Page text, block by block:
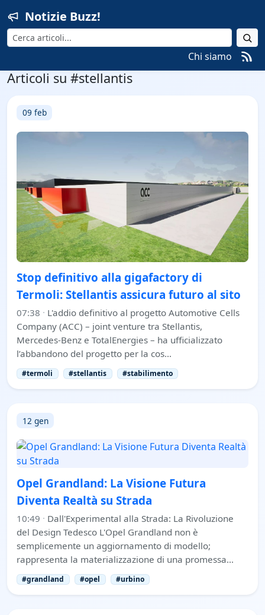
Notizie Buzz!
Cerca
Chi siamo
Articoli su #stellantis
09 feb
Stop definitivo alla gigafactory di
Termoli: Stellantis assicura futuro al sito
07:38 · L'addio definitivo al progetto Automotive Cells
Company (ACC) – joint venture tra Stellantis,
Mercedes-Benz e TotalEnergies – ha ufficializzato
l’abbandono del progetto per la cos…
#termoli #stellantis #stabilimento
12 gen
Opel Grandland: La Visione Futura
Diventa Realtà su Strada
10:49 · Dall'Experimental alla Strada: La Rivoluzione
del Design Tedesco L'Opel Grandland non è
semplicemente un aggiornamento di modello;
rappresenta la materializzazione di una promessa…
#grandland #opel #urbino